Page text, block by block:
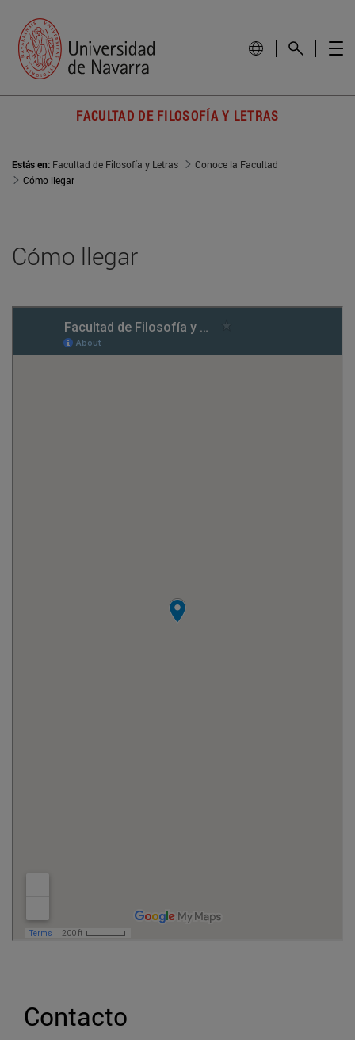
FACULTAD DE FILOSOFÍA Y LETRAS
Estás en: Facultad de Filosofía y Letras
Conoce la Facultad
Cómo llegar
Cómo llegar
Contacto